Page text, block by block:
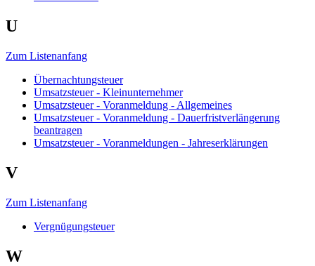
U
Zum Listenanfang
Übernachtungsteuer
Umsatzsteuer - Kleinunternehmer
Umsatzsteuer - Voranmeldung - Allgemeines
Umsatzsteuer - Voranmeldung - Dauerfristverlängerung
beantragen
Umsatzsteuer - Voranmeldungen - Jahreserklärungen
V
Zum Listenanfang
Vergnügungsteuer
W